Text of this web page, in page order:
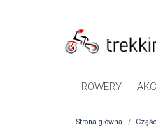
ROWERY
Strona główna